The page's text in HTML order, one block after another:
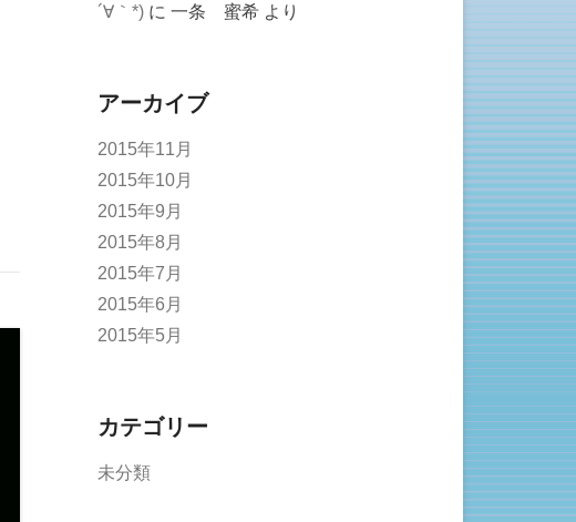
´∀｀*) に 一条 蜜希 より
アーカイブ
2015年11月
2015年10月
2015年9月
2015年8月
2015年7月
2015年6月
2015年5月
カテゴリー
未分類